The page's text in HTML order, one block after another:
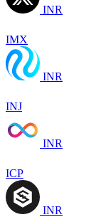
INR
IMX
INR
INJ
INR
ICP
INR